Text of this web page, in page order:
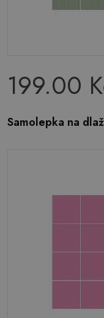
199.00
Samolepka na